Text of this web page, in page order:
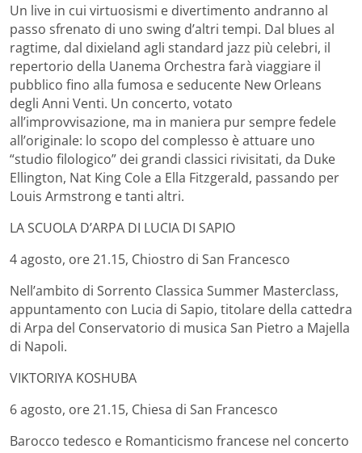
Un live in cui virtuosismi e divertimento andranno al
passo sfrenato di uno swing d’altri tempi. Dal blues al
ragtime, dal dixieland agli standard jazz più celebri, il
repertorio della Uanema Orchestra farà viaggiare il
pubblico fino alla fumosa e seducente New Orleans
degli Anni Venti. Un concerto, votato
all’improvvisazione, ma in maniera pur sempre fedele
all’originale: lo scopo del complesso è attuare uno
“studio filologico” dei grandi classici rivisitati, da Duke
Ellington, Nat King Cole a Ella Fitzgerald, passando per
Louis Armstrong e tanti altri.
LA SCUOLA D’ARPA DI LUCIA DI SAPIO
4 agosto, ore 21.15, Chiostro di San Francesco
Nell’ambito di Sorrento Classica Summer Masterclass,
appuntamento con Lucia di Sapio, titolare della cattedra
di Arpa del Conservatorio di musica San Pietro a Majella
di Napoli.
VIKTORIYA KOSHUBA
6 agosto, ore 21.15, Chiesa di San Francesco
Barocco tedesco e Romanticismo francese nel concerto